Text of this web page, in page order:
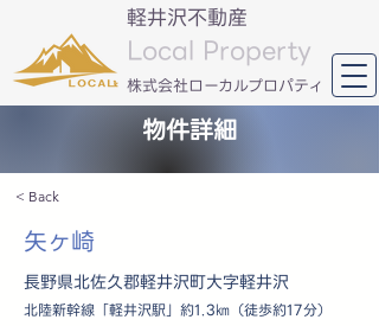
軽井沢不動産
Local Property
​株式会社ローカルプロパティ
物件詳細
< Back
矢ヶ崎
長野県北佐久郡軽井沢町大字軽井沢
北陸新幹線「軽井沢駅」約1.3㎞（徒歩約17分）